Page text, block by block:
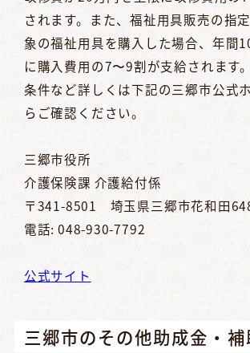
されます。また、福祉用具販売の指
象の福祉用具を購入した場合、年間
に購入費用の7〜9割が支給されます。
条件など詳しくは下記の三郷市公式
らご確認ください。
三郷市役所
介護保険課 介護給付係
〒341-8501 埼玉県三郷市花和田
電話: 048-930-7792
公式サイト
三郷市のその他助成金・